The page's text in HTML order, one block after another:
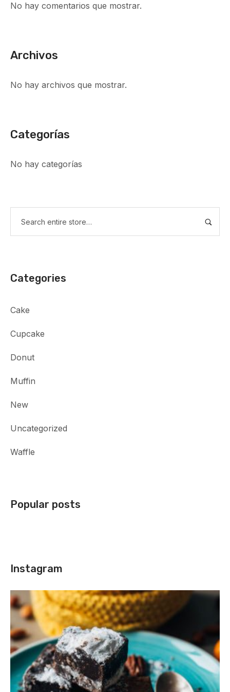
No hay comentarios que mostrar.
Archivos
No hay archivos que mostrar.
Categorías
No hay categorías
Categories
Cake
Cupcake
Donut
Muffin
New
Uncategorized
Waffle
Popular posts
Instagram